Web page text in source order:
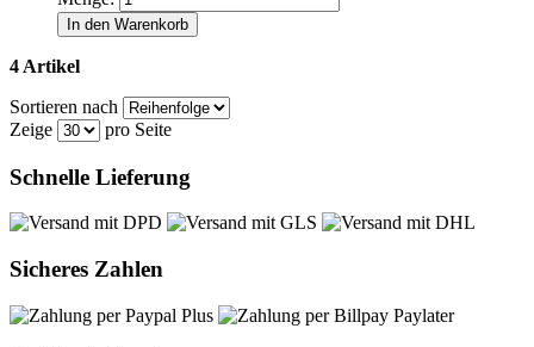
In den Warenkorb
4 Artikel
Sortieren nach
Zeige
pro Seite
Schnelle Lieferung
Sicheres Zahlen